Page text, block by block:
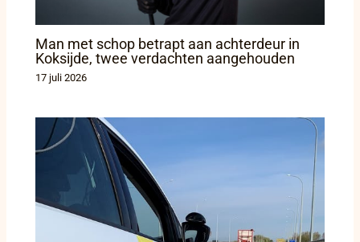
Man met schop betrapt aan achterdeur in
Koksijde, twee verdachten aangehouden
17 juli 2026